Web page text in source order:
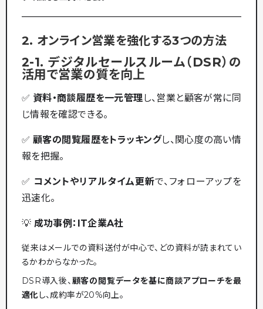
2. オンライン営業を強化する3つの方法
2-1. デジタルセールスルーム（DSR）の
活用で営業の質を向上
✅ 資料・商談履歴を一元管理し、営業と顧客が常に同
じ情報を確認できる。
✅ 顧客の閲覧履歴をトラッキングし、関心度の高い情
報を把握。
✅ コメントやリアルタイム更新で、フォローアップを
迅速化。
💡 成功事例：IT企業A社
従来はメールでの資料送付が中心で、どの資料が読まれてい
るかわからなかった。
DSR導入後、顧客の閲覧データを基に商談アプローチを最
適化し、成約率が20%向上。